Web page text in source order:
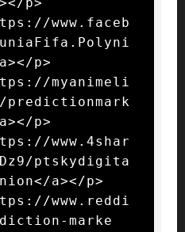
www.faceb
p>
myanimeli
p>
www.4shar
ptskydigita
a></p>
www.reddi
marke